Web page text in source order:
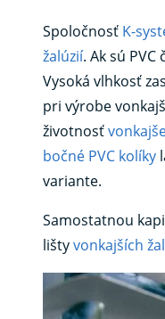
Spoločnosť K-
žalúzií. Ak sú
Vysoká vlhkosť
pri výrobe
životnosť
bočné PVC kolíky
variante.
Samostatnou
lištyvonkajších